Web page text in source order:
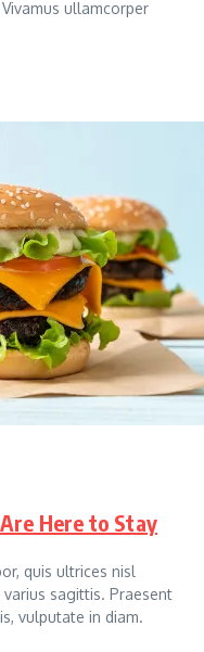
ullamcorper
Here to Stay
quis ultrices nisl
sagittis. Praesent
vulputate in diam.